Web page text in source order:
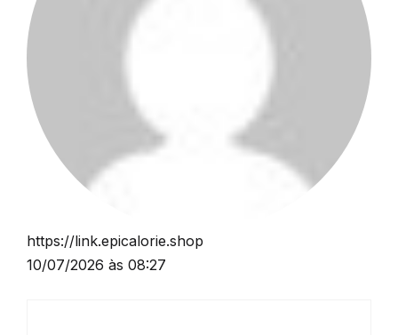
https://link.epicalorie.shop
10/07/2026 às 08:27